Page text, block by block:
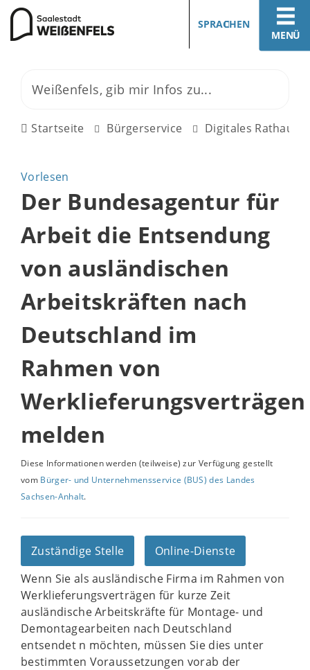
MENÜ
SPRACHEN
Startseite Bürgerservice Digitales Rathaus
Vorlesen
Der Bundesagentur für
Arbeit die Entsendung
von ausländischen
Arbeitskräften nach
Deutschland im
Rahmen von
Werklieferungsverträgen
melden
Diese Informationen werden (teilweise) zur Verfügung gestellt
vom Bürger- und Unternehmensservice (BUS) des Landes
Sachsen-Anhalt.
Zuständige Stelle
Online-Dienste
Wenn Sie als ausländische Firma im Rahmen von
Werklieferungsverträgen für kurze Zeit
ausländische Arbeitskräfte für Montage- und
Demontagearbeiten nach Deutschland
entsendet n möchten, müssen Sie dies unter
bestimmten Voraussetzungen vorab der